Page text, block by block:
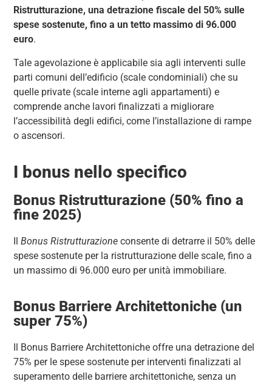
Ristrutturazione, una detrazione fiscale del 50% sulle
spese sostenute, fino a un tetto massimo di 96.000
euro.
Tale agevolazione è applicabile sia agli interventi sulle
parti comuni dell’edificio (scale condominiali) che su
quelle private (scale interne agli appartamenti) e
comprende anche lavori finalizzati a migliorare
l’accessibilità degli edifici, come l’installazione di rampe
o ascensori.
I bonus nello specifico
Bonus Ristrutturazione (50% fino a
fine 2025)
IlBonus Ristrutturazioneconsente di detrarre il 50% delle
spese sostenute per la ristrutturazione delle scale, fino a
un massimo di 96.000 euro per unità immobiliare.
Bonus Barriere Architettoniche (un
super 75%)
Il Bonus Barriere Architettoniche offre una detrazione del
75% per le spese sostenute per interventi finalizzati al
superamento delle barriere architettoniche, senza un